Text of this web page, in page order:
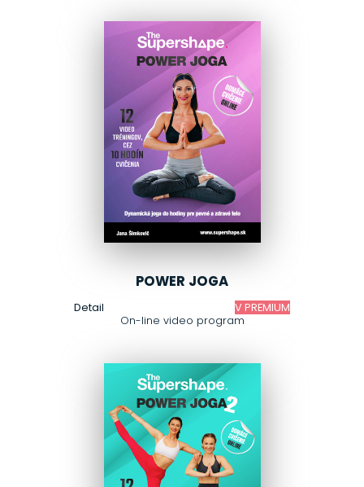
POWER JOGA
On-line video program
Detail V PREMIUM